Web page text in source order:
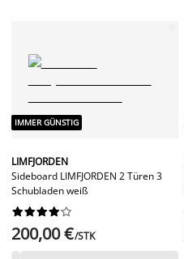
IMMER GÜNSTIG
LIMFJORDEN
Sideboard LIMFJORDEN 2 Türen 3
Schubladen weiß






200,00 €/STK